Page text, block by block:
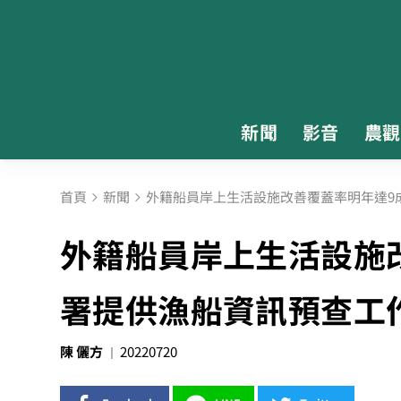
新聞 影音 農
首頁 新聞 外籍船員岸上生活設施改善覆蓋率明年達
外籍船員岸上生活設
署提供漁船資訊預查
陳 儷方 20220720